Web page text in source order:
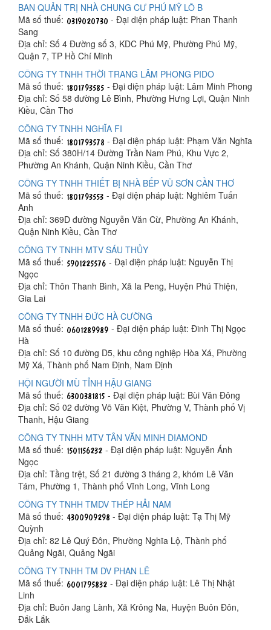
BAN QUẢN TRỊ NHÀ CHUNG CƯ PHÚ MỸ LÔ B
Mã số thuế:
- Đại diện pháp luật: Phan Thanh
Sang
Địa chỉ: Số 4 Đường số 3, KDC Phú Mỹ, Phường Phú Mỹ,
Quận 7, TP Hồ Chí Minh
CÔNG TY TNHH THỜI TRANG LÂM PHONG PIDO
Mã số thuế:
- Đại diện pháp luật: Lâm Minh Phong
Địa chỉ: Số 58 đường Lê Bình, Phường Hưng Lợi, Quận Ninh
Kiều, Cần Thơ
CÔNG TY TNHH NGHĨA FI
Mã số thuế:
- Đại diện pháp luật: Phạm Văn Nghĩa
Địa chỉ: Số 380H/14 Đường Trần Nam Phú, Khu Vực 2,
Phường An Khánh, Quận Ninh Kiều, Cần Thơ
CÔNG TY TNHH THIẾT BỊ NHÀ BẾP VŨ SƠN CẦN THƠ
Mã số thuế:
- Đại diện pháp luật: Nghiêm Tuấn
Anh
Địa chỉ: 369D đường Nguyễn Văn Cừ, Phường An Khánh,
Quận Ninh Kiều, Cần Thơ
CÔNG TY TNHH MTV SÁU THỦY
Mã số thuế:
- Đại diện pháp luật: Nguyễn Thị
Ngọc
Địa chỉ: Thôn Thanh Bình, Xã Ia Peng, Huyện Phú Thiện,
Gia Lai
CÔNG TY TNHH ĐỨC HÀ CƯỜNG
Mã số thuế:
- Đại diện pháp luật: Đinh Thị Ngọc
Hà
Địa chỉ: Số 10 đường D5, khu công nghiệp Hòa Xá, Phường
Mỹ Xá, Thành phố Nam Định, Nam Định
HỘI NGƯỜI MÙ TỈNH HẬU GIANG
Mã số thuế:
- Đại diện pháp luật: Bùi Văn Đông
Địa chỉ: Số 02 đường Võ Văn Kiệt, Phường V, Thành phố Vị
Thanh, Hậu Giang
CÔNG TY TNHH MTV TÂN VĂN MINH DIAMOND
Mã số thuế:
- Đại diện pháp luật: Nguyễn Ánh
Ngọc
Địa chỉ: Tầng trệt, Số 21 đường 3 tháng 2, khóm Lê Văn
Tám, Phường 1, Thành phố Vĩnh Long, Vĩnh Long
CÔNG TY TNHH TMDV THÉP HẢI NAM
Mã số thuế:
- Đại diện pháp luật: Tạ Thị Mỹ
Quỳnh
Địa chỉ: 82 Lê Quý Đôn, Phường Nghĩa Lộ, Thành phố
Quảng Ngãi, Quảng Ngãi
CÔNG TY TNHH TM DV PHAN LÊ
Mã số thuế:
- Đại diện pháp luật: Lê Thị Nhật
Linh
Địa chỉ: Buôn Jang Lành, Xã Krông Na, Huyện Buôn Đôn,
Đắk Lắk